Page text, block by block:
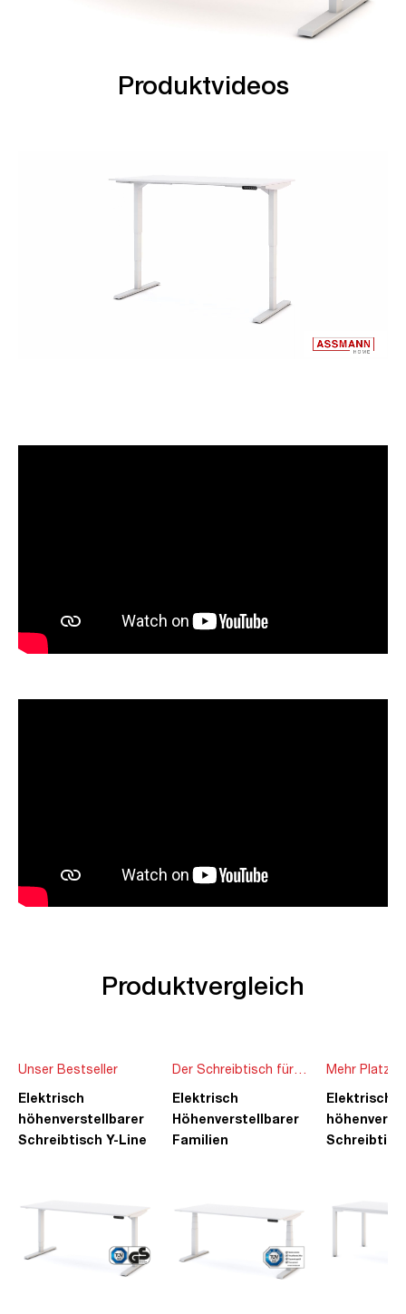
Produktvideos
Produktvergleich
Unser Bestseller
Elektrisch
höhenverstellbarer
Schreibtisch Y-Line
Der Schreibtisch für
die ganze Familie
Elektrisch
Höhenverstellbarer
Familien
Mehr Platz
Ideen
Elektrisch